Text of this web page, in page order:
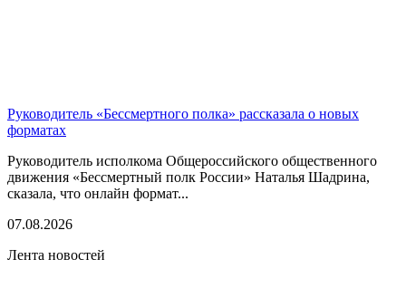
Руководитель «Бессмертного полка» рассказала о новых
форматах
Руководитель исполкома Общероссийского общественного
движения «Бессмертный полк России» Наталья Шадрина,
сказала, что онлайн формат...
07.08.2026
Лента новостей